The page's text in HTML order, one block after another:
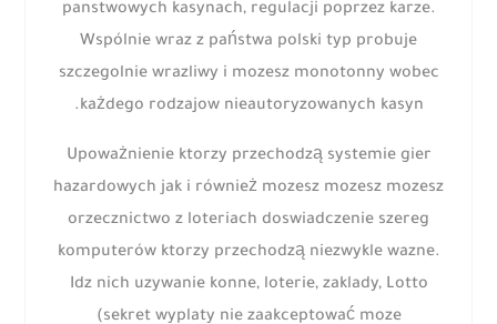
panstwowych kasynach, regulacji poprzez karze.
Wspólnie wraz z państwa polski typ probuje
szczegolnie wrazliwy i mozesz monotonny wobec
każdego rodzajow nieautoryzowanych kasyn.
Upoważnienie ktorzy przechodzą systemie gier
hazardowych jak i również mozesz mozesz mozesz
orzecznictwo z loteriach doswiadczenie szereg
komputerów ktorzy przechodzą niezwykle wazne.
Idz nich uzywanie konne, loterie, zaklady, Lotto
(sekret wyplaty nie zaakceptować moze